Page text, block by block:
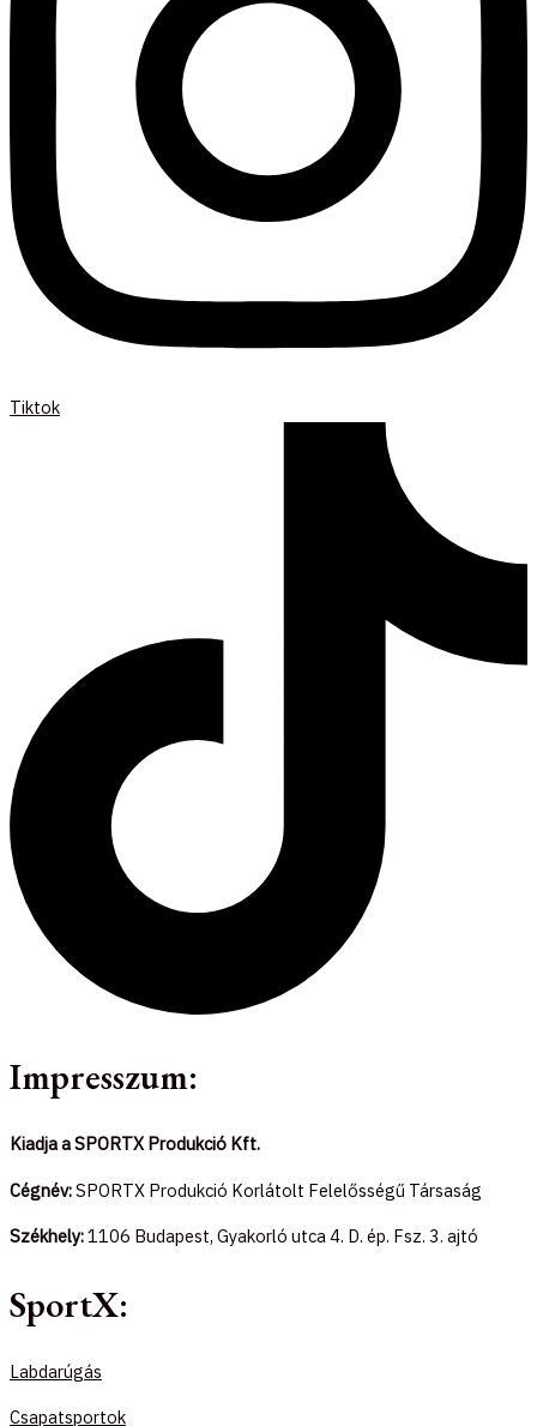
Tiktok
Impresszum:
Kiadja a SPORTX Produkció Kft.
Cégnév:SPORTX Produkció Korlátolt Felelősségű Társaság
Székhely:1106 Budapest, Gyakorló utca 4. D. ép. Fsz. 3. ajtó
SportX:
Labdarúgás
Csapatsportok